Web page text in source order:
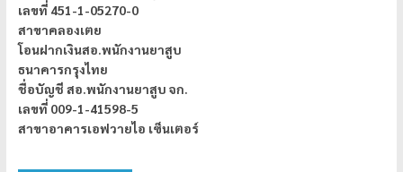
เลขที่ 451-1-05270-0
สาขาคลองเตย
โอนฝากเงินสอ.พนักงานยาสูบ
ธนาคารกรุงไทย
ชื่อบัญชี สอ.พนักงานยาสูบ จก.
เลขที่ 009-1-41598-5
สาขาอาคารเอฟวายไอ เซ็นเตอร์